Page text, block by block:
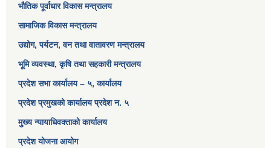
भौतिक पूर्वाधार विकास मन्त्रालय
सामाजिक विकास मन्त्रालय
उद्योग, पर्यटन, वन तथा वातावरण मन्त्रालय
भूमि व्यवस्था, कृषि तथा सहकारी मन्त्रालय
प्रदेश सभा कार्यालय – ५, कार्यालय
प्रदेश प्रमुखको कार्यालय प्रदेश न. ५
मुख्य न्यायाधिवक्ताको कार्यालय
प्रदेश योजना आयोग